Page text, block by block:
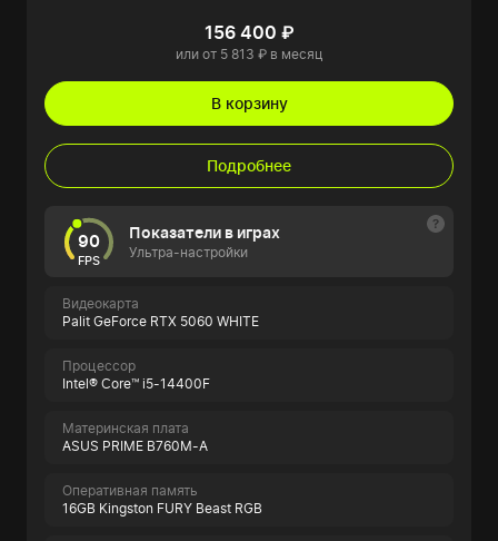
156 400 ₽
или от 5 813 ₽ в месяц
В корзину
Подробнее
90
FPS
Показатели в играх
Ультра-настройки
Видеокарта
Palit GeForce RTX 5060 WHITE
Процессор
Intel® Core™ i5-14400F
Материнская плата
ASUS PRIME B760M-A
Оперативная память
16GB Kingston FURY Beast RGB